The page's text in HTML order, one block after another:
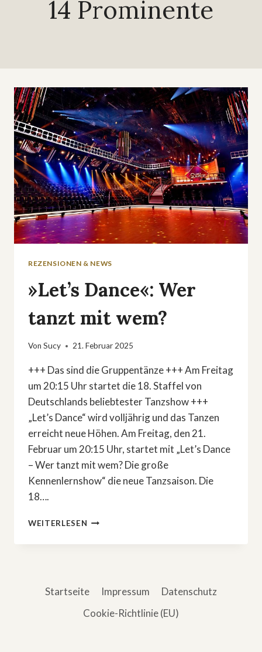
14 Prominente
REZENSIONEN & NEWS
»Let’s Dance«: Wer
tanzt mit wem?
Von Sucy 21. Februar 2025
+++ Das sind die Gruppentänze +++ Am Freitag
um 20:15 Uhr startet die 18. Staffel von
Deutschlands beliebtester Tanzshow +++
„Let’s Dance“ wird volljährig und das Tanzen
erreicht neue Höhen. Am Freitag, den 21.
Februar um 20:15 Uhr, startet mit „Let’s Dance
– Wer tanzt mit wem? Die große
Kennenlernshow“ die neue Tanzsaison. Die
18….
WEITERLESEN »LET’S
WER
Startseite Impressum
Datenschutz
Cookie-Richtlinie (EU)